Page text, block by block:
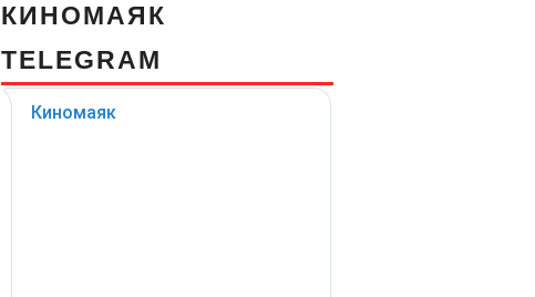
КИНОМАЯК
TELEGRAM